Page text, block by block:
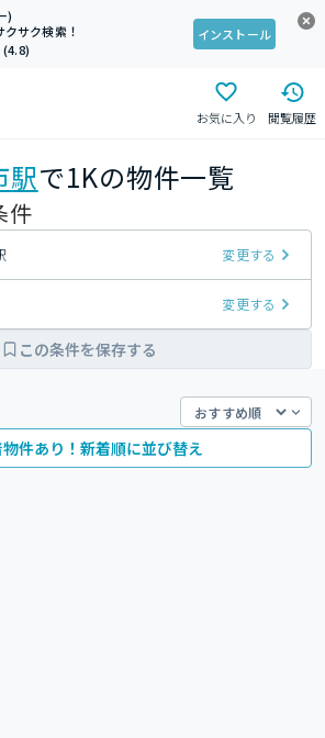
)
サク検索！
(4.8)
インストール
お気に入り 閲覧履歴
駅で1Kの物件一覧
件
変更する
変更する
この条件を保存する
件あり！新着順に並び替え